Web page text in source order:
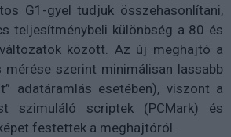
G1-gyel tudjuk összehasonlítani,
teljesítménybeli különbség a 80 és
között. Az új meghajtó a
mérése szerint minimálisan lassabb
adatáramlás esetében), viszont a
szimuláló scriptek (PCMark) és
festettek a meghajtóról.